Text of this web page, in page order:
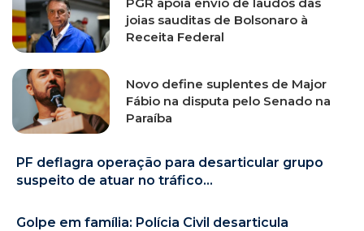
joias sauditas de Bolsonaro à
Receita Federal
Novo define suplentes de Major
Fábio na disputa pelo Senado na
Paraíba
PF deflagra operação para desarticular grupo
suspeito de atuar no tráfico...
Golpe em família: Polícia Civil desarticula